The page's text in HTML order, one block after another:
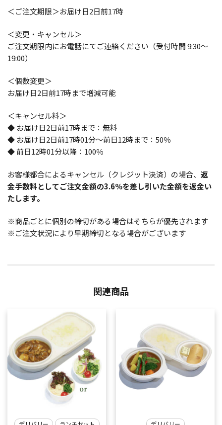
＜ご注文期限＞お届け日2日前17時
＜変更・キャンセル＞
ご注文期限内にお電話にてご連絡ください（受付時間 9:30～
19:00）
＜個数変更＞
お届け日2日前17時まで増減可能
＜キャンセル料＞
◆ お届け日2日前17時まで：無料
◆ お届け日2日前17時01分～前日12時まで：50％
◆ 前日12時01分以降：100％
お客様都合によるキャンセル（クレジット決済）の場合、 返
金手数料としてご注文金額の3.6％を差し引いた金額を返金い
たします。
※商品ごとに個別の締切がある場合はそちらが優先されます
※ご注文状況により早期締切となる場合がございます
関連商品